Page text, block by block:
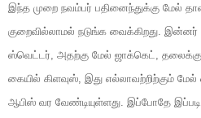
இந்த முறை நவம்பர் பதினைந்துக்கு மேல்
குறைவில்லாமல் நடுங்க வைக்கிறது.
ஸ்வெட்டர், அதற்கு மேல் ஜாக்கெட்,
கையில் கிளவுஸ், இது எல்லாவற்றிற்கும்
ஆபிஸ் வர வேண்டியுள்ளது. இப்போதே